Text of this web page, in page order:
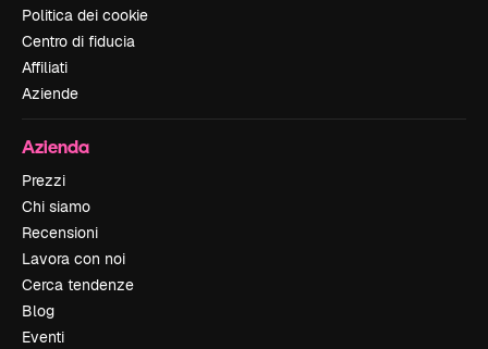
Politica dei cookie
Centro di fiducia
Affiliati
Aziende
Azienda
Prezzi
Chi siamo
Recensioni
Lavora con noi
Cerca tendenze
Blog
Eventi